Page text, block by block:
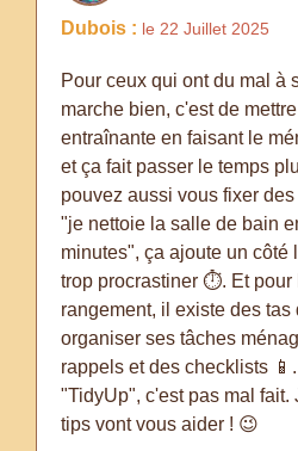
Dubois : le 22 Juillet 2025
Pour ceux qui ont du mal à
marche bien, c'est de
entraînante en faisant le
et ça fait passer le temps
pouvez aussi vous fixer
"je nettoie la salle de bain
minutes", ça ajoute un côté
trop procrastiner ⏱️. Et pour
rangement, il existe des tas
organiser ses tâches
rappels et des checklists
"TidyUp", c'est pas mal fait.
tips vont vous aider ! 😉